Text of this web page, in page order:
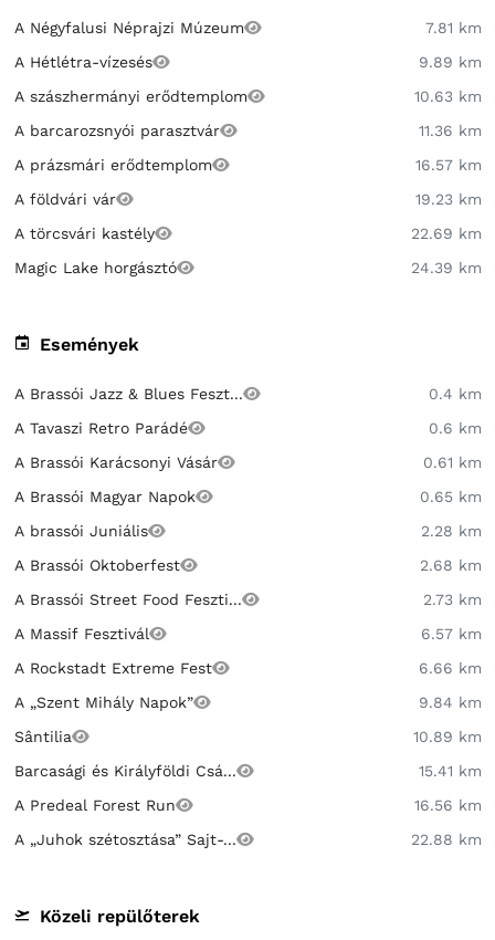
A Négyfalusi Néprajzi Múzeum
7.81 km
A Hétlétra-vízesés
9.89 km
A szászhermányi erődtemplom
10.63 km
A barcarozsnyói parasztvár
11.36 km
A prázsmári erődtemplom
16.57 km
A földvári vár
19.23 km
A törcsvári kastély
22.69 km
Magic Lake horgásztó
24.39 km
Események
A Brassói Jazz & Blues Feszt...
0.4 km
A Tavaszi Retro Parádé
0.6 km
A Brassói Karácsonyi Vásár
0.61 km
A Brassói Magyar Napok
0.65 km
A brassói Juniális
2.28 km
A Brassói Oktoberfest
2.68 km
A Brassói Street Food Feszti...
2.73 km
A Massif Fesztivál
6.57 km
A Rockstadt Extreme Fest
6.66 km
A „Szent Mihály Napok”
9.84 km
Sântilia
10.89 km
Barcasági és Királyföldi Csá...
15.41 km
A Predeal Forest Run
16.56 km
A „Juhok szétosztása” Sajt-...
22.88 km
Közeli repülőterek